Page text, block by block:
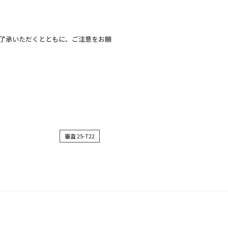
承いただくとともに、ご注意をお願
審査 25-T22